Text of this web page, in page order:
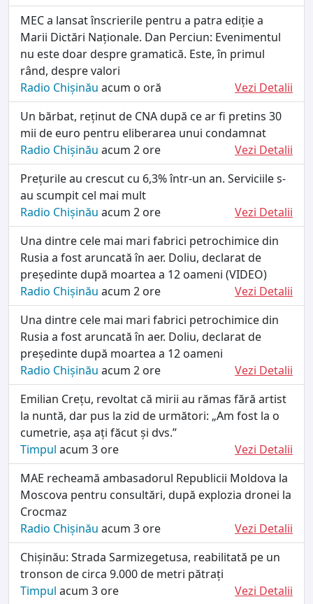
MEC a lansat înscrierile pentru a patra ediție a
Marii Dictări Naționale. Dan Perciun: Evenimentul
nu este doar despre gramatică. Este, în primul
rând, despre valori
Radio Chișinău acum o oră
Vezi Detalii
Un bărbat, reținut de CNA după ce ar fi pretins 30
mii de euro pentru eliberarea unui condamnat
Radio Chișinău acum 2 ore
Vezi Detalii
Prețurile au crescut cu 6,3% într-un an. Serviciile s-
au scumpit cel mai mult
Radio Chișinău acum 2 ore
Vezi Detalii
Una dintre cele mai mari fabrici petrochimice din
Rusia a fost aruncată în aer. Doliu, declarat de
președinte după moartea a 12 oameni (VIDEO)
Radio Chișinău acum 2 ore
Vezi Detalii
Una dintre cele mai mari fabrici petrochimice din
Rusia a fost aruncată în aer. Doliu, declarat de
președinte după moartea a 12 oameni
Radio Chișinău acum 2 ore
Vezi Detalii
Emilian Crețu, revoltat că mirii au rămas fără artist
la nuntă, dar pus la zid de următori: „Am fost la o
cumetrie, așa ați făcut și dvs.”
Timpul acum 3 ore
Vezi Detalii
MAE recheamă ambasadorul Republicii Moldova la
Moscova pentru consultări, după explozia dronei la
Crocmaz
Radio Chișinău acum 3 ore
Vezi Detalii
Chișinău: Strada Sarmizegetusa, reabilitată pe un
tronson de circa 9.000 de metri pătrați
Timpul acum 3 ore Vezi Detalii